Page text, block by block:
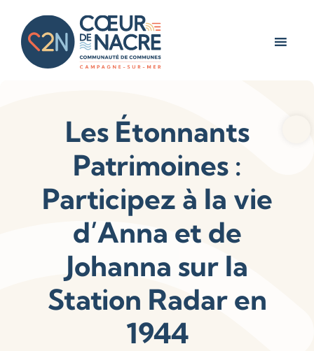
Les Étonnants
Patrimoines :
Participez à la vie
d’Anna et de
Johanna sur la
Station Radar en
1944